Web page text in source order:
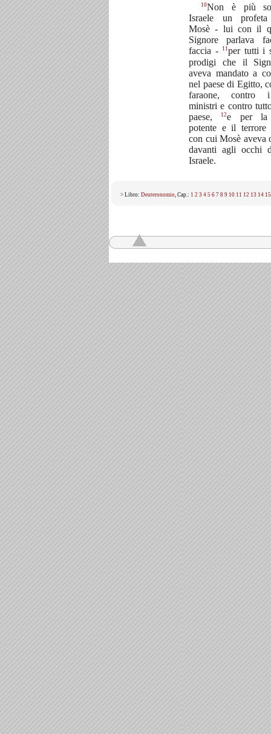
10Non è più
Israele un
Mosè - lui con il
Signore parlava
faccia -
11per tutti i
prodigi che il
aveva mandato a
nel paese di Egitto,
faraone, contro
ministri e contro
paese,
12e per la
potente e il terrore
con cui Mosè aveva
davanti agli occhi
Israele.
> Libro: Deuteronomio, Cap.: 1 2 3 4 5 6 7 8 9 10 11 12 13 14 15